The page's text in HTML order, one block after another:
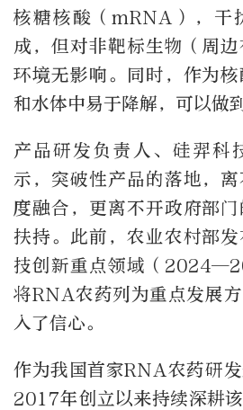
核糖核酸（mRNA），干
成，但对非靶标生物（周
环境无影响。同时，作为
和水体中易于降解，可以做
产品研发负责人、硅羿科
示，突破性产品的落地，
度融合，更离不开政府部
扶持。此前，农业农村部
技创新重点领域（
将RNA农药列为重点发展
入了信心。
作为我国首家RNA农药研
2017年创立以来持续深耕